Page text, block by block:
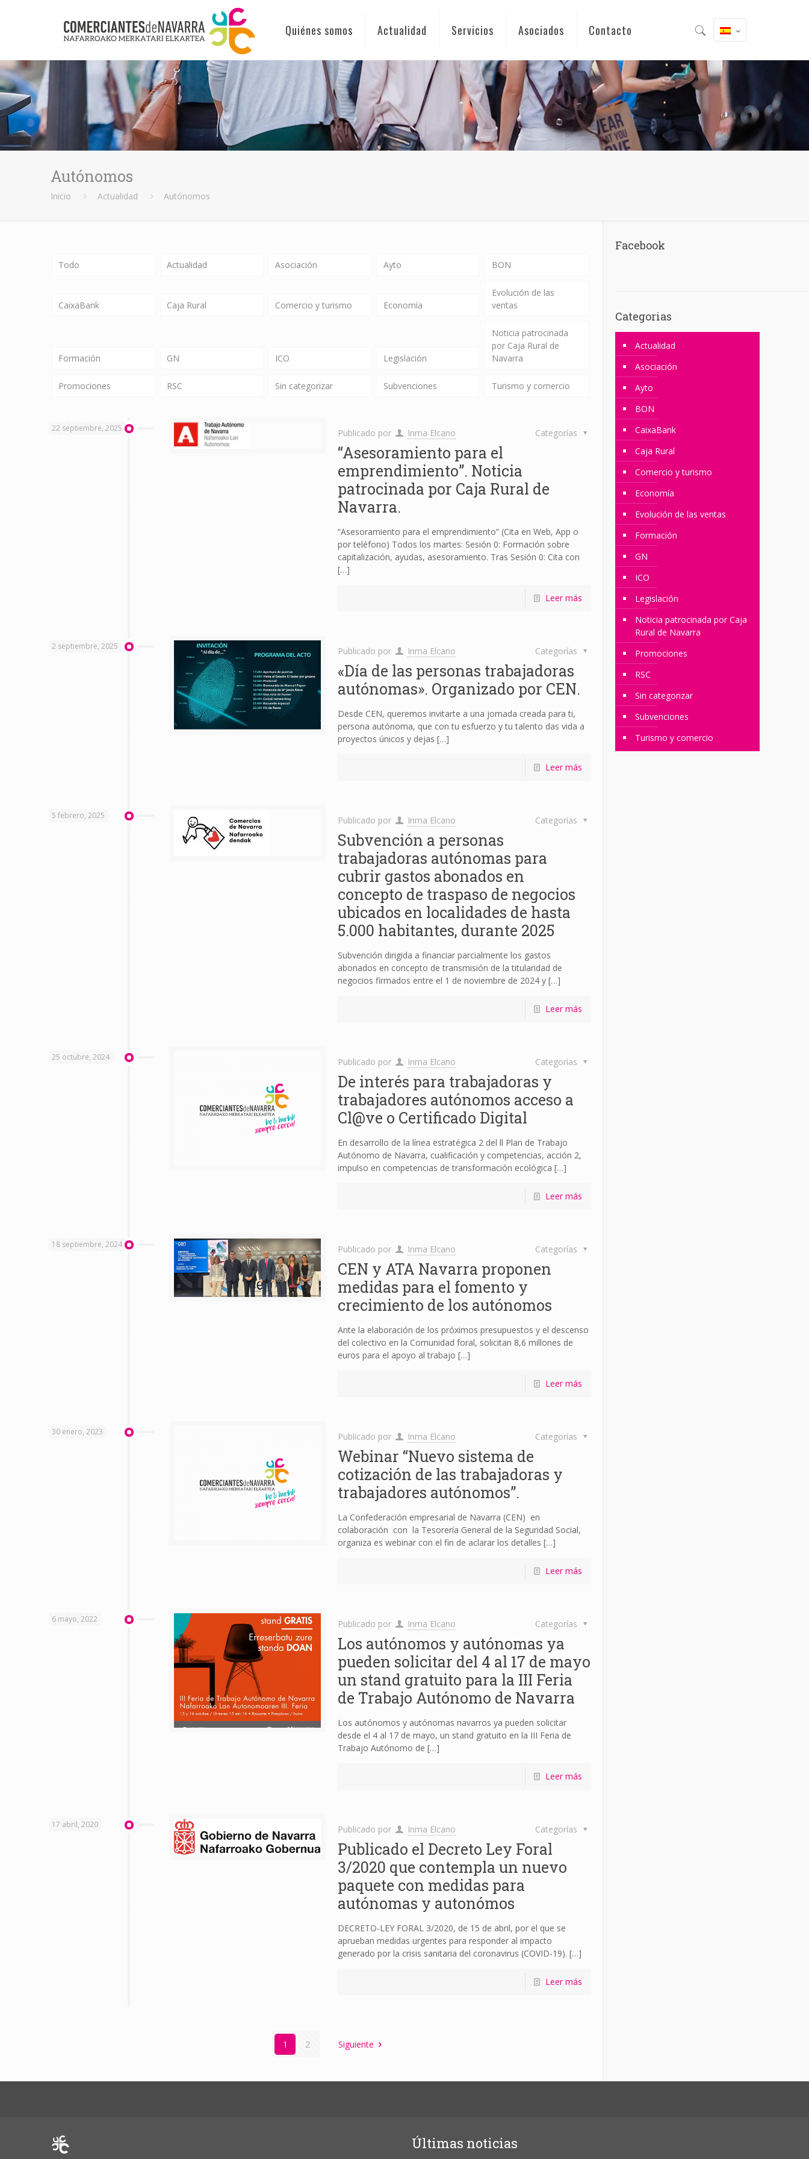
Quiénes somos Actualidad Servicios Asociados Contacto
Autónomos
Inicio Actualidad Autónomos
Todo Actualidad Asociación Ayto BON
CaixaBank Caja Rural Comercio y turismo Economía
Evolución de las
ventas
Formación GN ICO Legislación
Noticia patrocinada
por Caja Rural de
Navarra
Promociones RSC Sin categorizar Subvenciones Turismo y comercio
22 septiembre, 2025 Publicado por Inma Elcano Categorías
“Asesoramiento para el
emprendimiento”. Noticia
patrocinada por Caja Rural de
Navarra.
“Asesoramiento para el emprendimiento” (Cita en Web, App o
por teléfono) Todos los martes: Sesión 0: Formación sobre
capitalización, ayudas, asesoramiento. Tras Sesión 0: Cita con
[…]
Leer más
2 septiembre, 2025 Publicado por Inma Elcano Categorías
«Día de las personas trabajadoras
autónomas». Organizado por CEN.
Desde CEN, queremos invitarte a una jornada creada para ti,
persona autónoma, que con tu esfuerzo y tu talento das vida a
proyectos únicos y dejas […]
Leer más
5 febrero, 2025 Publicado por Inma Elcano Categorías
Subvención a personas
trabajadoras autónomas para
cubrir gastos abonados en
concepto de traspaso de negocios
ubicados en localidades de hasta
5.000 habitantes, durante 2025
Subvención dirigida a financiar parcialmente los gastos
abonados en concepto de transmisión de la titularidad de
negocios firmados entre el 1 de noviembre de 2024 y[…]
Leer más
25 octubre, 2024 Publicado por Inma Elcano Categorías
De interés para trabajadoras y
trabajadores autónomos acceso a
Cl@ve o Certificado Digital
En desarrollo de la línea estratégica 2 del ll Plan de Trabajo
Autónomo de Navarra, cualificación y competencias, acción 2,
impulso en competencias de transformación ecológica […]
Leer más
18 septiembre, 2024 Publicado por Inma Elcano Categorías
CEN y ATA Navarra proponen
medidas para el fomento y
crecimiento de los autónomos
Ante la elaboración de los próximos presupuestos y el descenso
del colectivo en la Comunidad foral, solicitan 8,6 millones de
euros para el apoyo al trabajo […]
Leer más
30 enero, 2023 Publicado por Inma Elcano Categorías
Webinar “Nuevo sistema de
cotización de las trabajadoras y
trabajadores autónomos”.
La Confederación empresarial de Navarra (CEN) en
colaboración con la Tesorería General de la Seguridad Social,
organiza es webinar con el fin de aclarar los detalles […]
Leer más
6 mayo, 2022 Publicado por Inma Elcano Categorías
Los autónomos y autónomas ya
pueden solicitar del 4 al 17 de mayo
un stand gratuito para la III Feria
de Trabajo Autónomo de Navarra
Los autónomos y autónomas navarros ya pueden solicitar
desde el 4 al 17 de mayo, un stand gratuito en la III Feria de
Trabajo Autónomo de […]
Leer más
17 abril, 2020 Publicado por Inma Elcano Categorías
Publicado el Decreto Ley Foral
3/2020 que contempla un nuevo
paquete con medidas para
autónomas y autonómos
DECRETO-LEY FORAL 3/2020, de 15 de abril, por el que se
aprueban medidas urgentes para responder al impacto
generado por la crisis sanitaria del coronavirus (COVID-19). […]
Leer más
1 2 Siguiente
Facebook
Categorias
Actualidad
Asociación
Ayto
BON
CaixaBank
Caja Rural
Comercio y turismo
Economía
Evolución de las ventas
Formación
GN
ICO
Legislación
Noticia patrocinada por Caja
Rural de Navarra
Promociones
RSC
Sin categorizar
Subvenciones
Turismo y comercio
Últimas noticias